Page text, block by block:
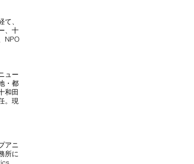
、
、十
NPO
ュー
・都
和田
。現
アニ
所に